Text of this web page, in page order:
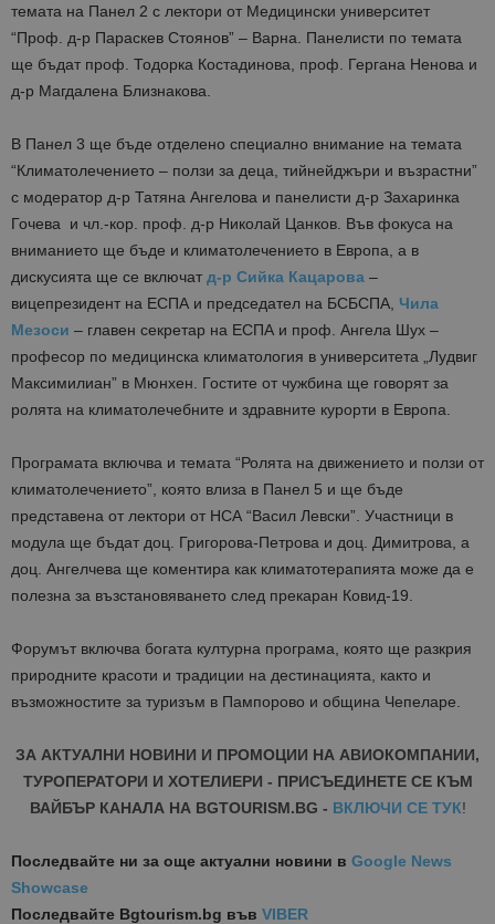
темата на Панел 2 с лектори от Медицински университет
“Проф. д-р Параскев Стоянов” – Варна. Панелисти по темата
ще бъдат проф. Тодорка Костадинова, проф. Гергана Ненова и
д-р Магдалена Близнакова.
В Панел 3 ще бъде отделено специално внимание на темата
“Климатолечението – ползи за деца, тийнейджъри и възрастни”
с модератор д-р Татяна Ангелова и панелисти д-р Захаринка
Гочева и чл.-кор. проф. д-р Николай Цанков. Във фокуса на
вниманието ще бъде и климатолечението в Европа, а в
дискусията ще се включат д-р Сийка Кацарова –
вицепрезидент на ЕСПА и председател на БСБСПА, Чила
Мезоси – главен секретар на ЕСПА и проф. Ангела Шух –
професор по медицинска климатология в университета „Лудвиг
Максимилиан” в Мюнхен. Гостите от чужбина ще говорят за
ролята на климатолечебните и здравните курорти в Европа.
Програмата включва и темата “Ролята на движението и ползи от
климатолечението”, която влиза в Панел 5 и ще бъде
представена от лектори от НСА “Васил Левски”. Участници в
модула ще бъдат доц. Григорова-Петрова и доц. Димитрова, а
доц. Ангелчева ще коментира как климатотерапията може да е
полезна за възстановяването след прекаран Ковид-19.
Форумът включва богата културна програма, която ще разкрия
природните красоти и традиции на дестинацията, както и
възможностите за туризъм в Пампорово и община Чепеларе.
ЗА АКТУАЛНИ НОВИНИ И ПРОМОЦИИ НА АВИОКОМПАНИИ,
ТУРОПЕРАТОРИ И ХОТЕЛИЕРИ - ПРИСЪЕДИНЕТЕ СЕ КЪМ
ВАЙБЪР КАНАЛА НА BGTOURISM.BG - ВКЛЮЧИ СЕ ТУК!
Последвайте ни за още актуални новини в Google News
Showcase
Последвайте Bgtourism.bg във VIBER